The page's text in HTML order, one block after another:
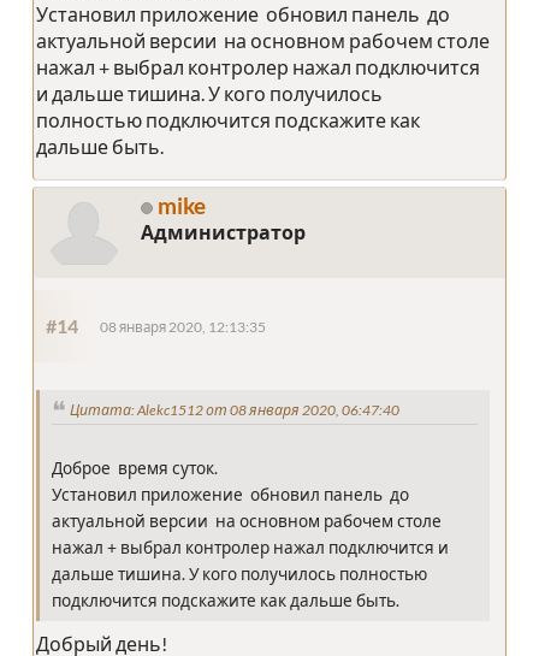
Установил приложение обновил панель до
актуальной версии на основном рабочем столе
нажал + выбрал контролер нажал подключится
и дальше тишина. У кого получилось
полностью подключится подскажите как
дальше быть.
mike
Администратор
#14 08 января 2020, 12:13:35
Цитата: Alekc1512 от 08 января 2020, 06:47:40
Доброе время суток.
Установил приложение обновил панель до
актуальной версии на основном рабочем столе
нажал + выбрал контролер нажал подключится и
дальше тишина. У кого получилось полностью
подключится подскажите как дальше быть.
Добрый день!